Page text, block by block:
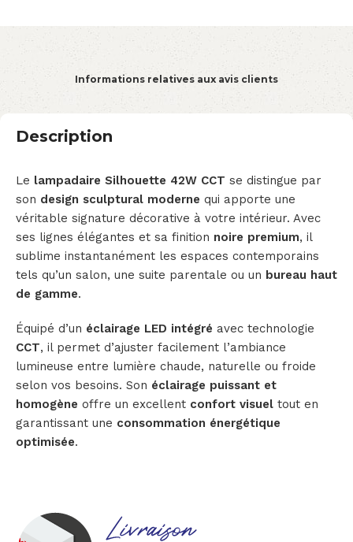
Informations relatives aux avis clients
Description
Le lampadaire Silhouette 42W CCT se distingue par
son design sculptural moderne qui apporte une
véritable signature décorative à votre intérieur. Avec
ses lignes élégantes et sa finition noire premium, il
sublime instantanément les espaces contemporains
tels qu’un salon, une suite parentale ou un bureau haut
de gamme.
Équipé d’un éclairage LED intégré avec technologie
CCT, il permet d’ajuster facilement l’ambiance
lumineuse entre lumière chaude, naturelle ou froide
selon vos besoins. Son éclairage puissant et
homogène offre un excellent confort visuel tout en
garantissant une consommation énergétique
optimisée.